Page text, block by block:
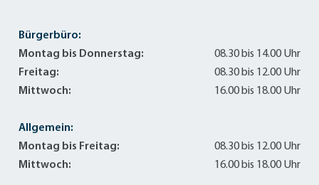
Bürgerbüro:
Montag bis Donnerstag:
08.30 bis 14.00 Uhr
Freitag:
08.30 bis 12.00 Uhr
Mittwoch:
16.00 bis 18.00 Uhr
Allgemein:
Montag bis Freitag:
08.30 bis 12.00 Uhr
Mittwoch:
16.00 bis 18.00 Uhr